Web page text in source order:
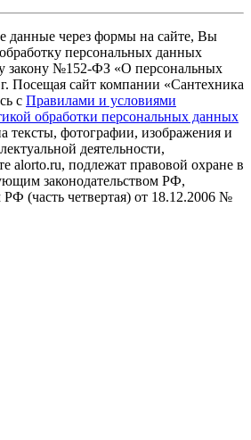
данные через формы на сайте, Вы
обработку персональных данных
закону №152-ФЗ «О персональных
Посещая сайт компании «Cантехника
с Правилами и условиями
обработки персональных данных
тексты, фотографии, изображения и
деятельности,
alorto.ru, подлежат правовой охране в
законодательством РФ,
(часть четвертая) от 18.12.2006 №